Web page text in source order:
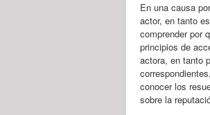
En una causa
actor, en tanto
comprender por
principios de
actora, en tanto
conocer los
sobre la